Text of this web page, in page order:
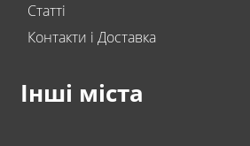
Статті
Контакти і Доставка
Інші міста